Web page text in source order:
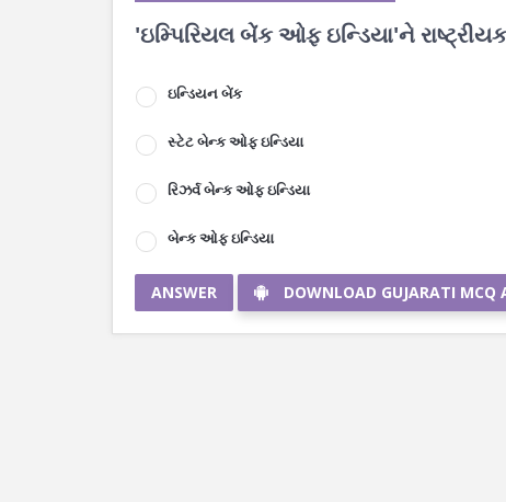
'ઇમ્પિરિયલ બેંક ઓફ ઇન્ડિયા'ને
ઇન્ડિયન બેંક
સ્ટેટ બેન્ક ઓફ ઇન્ડિયા
રિઝર્વ બેન્ક ઓફ ઇન્ડિયા
બેન્ક ઓફ ઇન્ડિયા
ANSWER DOWNLOAD GUJARATI MCQ